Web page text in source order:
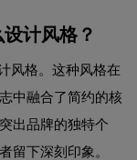
计风格？
风格。这种风格在
中融合了简约的核
出品牌的独特个
留下深刻印象。